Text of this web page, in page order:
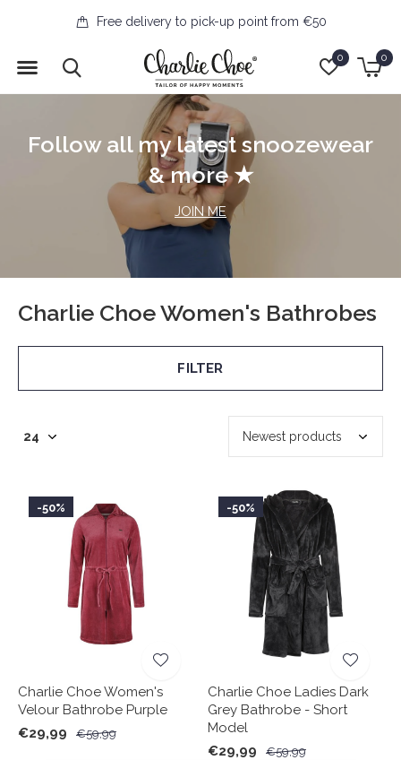
0 0
Free delivery to pick-up point from €50
Follow all my latest snoozewear
& more ★
JOIN ME
Charlie Choe Women's Bathrobes
FILTER
-50%
Charlie Choe Women's
Velour Bathrobe Purple
€29,99
€59,99
-50%
Charlie Choe Ladies Dark
Grey Bathrobe - Short
Model
€29,99
€59,99